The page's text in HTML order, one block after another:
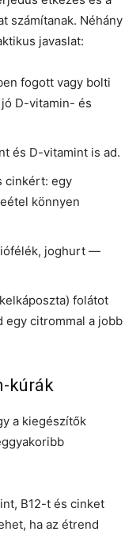
számítanak. Néhány
javaslat:
fogott vagy bolti
jó D-vitamin- és
és D-vitamint is ad.
cinkért: egy
könnyen
joghurt —
folátot
egy citrommal a jobb
kúrák
a kiegészítők
B12-t és cinket
ha az étrend